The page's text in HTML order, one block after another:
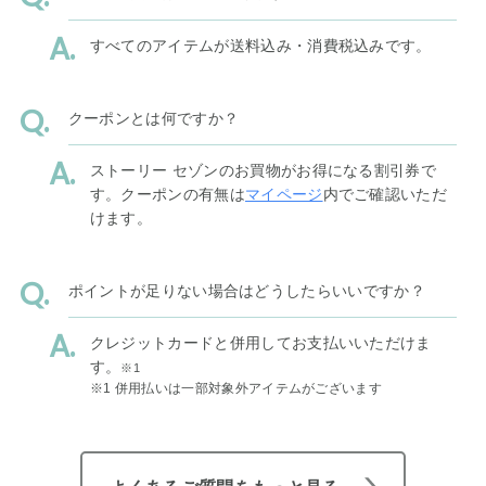
すべてのアイテムが送料込み・消費税込みです。
クーポンとは何ですか？
ストーリー セゾンのお買物がお得になる割引券で
す。クーポンの有無はマイページ内でご確認いただ
けます。
ポイントが足りない場合はどうしたらいいですか？
クレジットカードと併用してお支払いいただけま
す。
※1
※1 併用払いは一部対象外アイテムがございます